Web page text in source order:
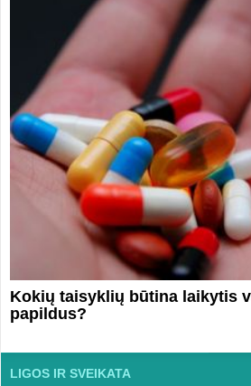
Kokių taisyklių būtina laikytis
papildus?
LIGOS IR SVEIKATA